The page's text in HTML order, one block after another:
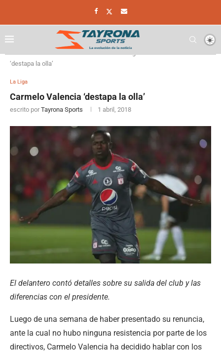
‘destapa la olla’
La Liga
Carmelo Valencia ‘destapa la olla’
escrito por Tayrona Sports 1 abril, 2018
El delantero contó detalles sobre su salida del club y las
diferencias con el presidente.
Luego de una semana de haber presentado su renuncia,
ante la cual no hubo ninguna resistencia por parte de los
directivos, Carmelo Valencia ha decidido hablar con los